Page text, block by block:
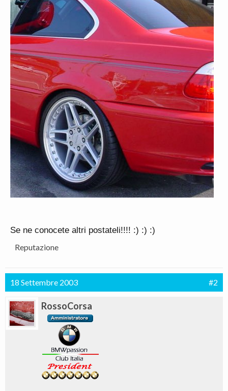
Se ne conocete altri postateli!!!! :) :) :)
Reputazione
18 Settembre 2003 #2
RossoCorsa